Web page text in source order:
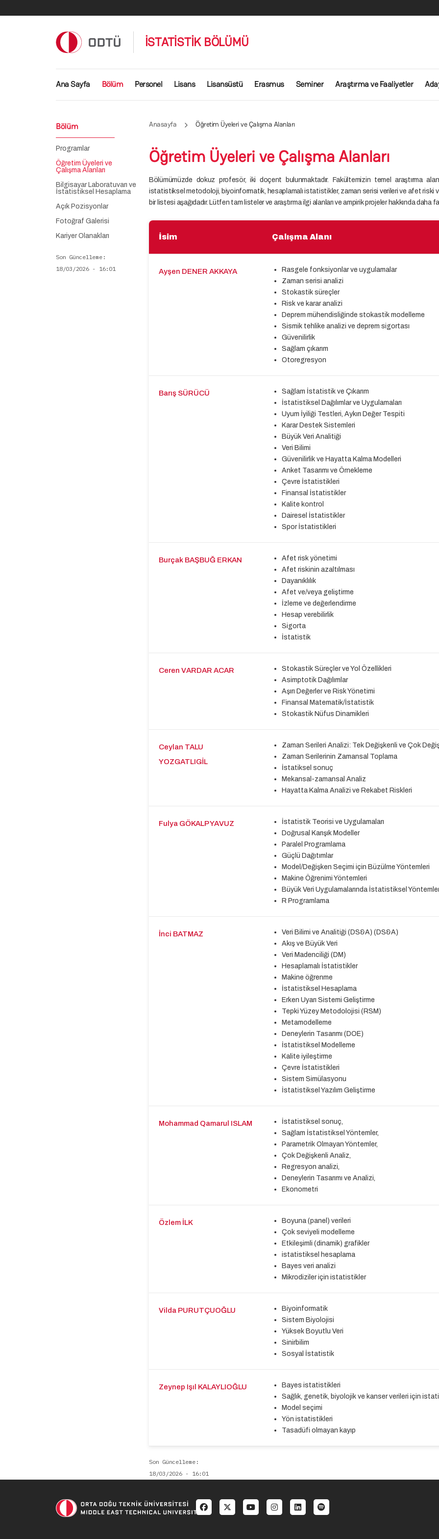
İSTATİSTİK BÖLÜMÜ
Ana gezinti menüsü
Ana Sayfa Bölüm Personel Lisans Lisansüstü Erasmus Seminer Araştırma ve Faaliyetler
Anasayfa Öğretim Üyeleri ve Çalışma Alanları
Öğretim Üyeleri ve Çalışma Alanları
Bölümümüzde dokuz profesör, iki doçent bulunmaktadır. Fakültemizin temel araştırma
istatistiksel metodoloji, biyoinformatik, hesaplamalı istatistikler, zaman serisi verileri ve afet riski ve
bir listesi aşağıdadır. Lütfen tam listeler ve araştırma ilgi alanları ve ampirik projeler hakkında
İsim Çalışma Alanı
Ayşen DENER AKKAYA
Rasgele fonksiyonlar ve uygulamalar
Zaman serisi analizi
Stokastik süreçler
Risk ve karar analizi
Deprem mühendisliğinde stokastik modelleme
Sismik tehlike analizi ve deprem sigortası
Güvenilirlik
Sağlam çıkarım
Otoregresyon
Barış SÜRÜCÜ
Sağlam İstatistik ve Çıkarım
İstatistiksel Dağılımlar ve Uygulamaları
Uyum İyiliği Testleri, Aykırı Değer Tespiti
Karar Destek Sistemleri
Büyük Veri Analitiği
Veri Bilimi
Güvenilirlik ve Hayatta Kalma Modelleri
Anket Tasarımı ve Örnekleme
Çevre İstatistikleri
Finansal İstatistikler
Kalite kontrol
Dairesel İstatistikler
Spor İstatistikleri
Burçak BAŞBUĞ ERKAN
Afet risk yönetimi
Afet riskinin azaltılması
Dayanıklılık
Afet ve/veya geliştirme
İzleme ve değerlendirme
Hesap verebilirlik
Sigorta
İstatistik
Ceren VARDAR ACAR
Stokastik Süreçler ve Yol Özellikleri
Asimptotik Dağılımlar
Aşırı Değerler ve Risk Yönetimi
Finansal Matematik/İstatistik
Stokastik Nüfus Dinamikleri
Ceylan TALU
YOZGATLIGİL
Zaman Serileri Analizi: Tek Değişkenli ve Çok
Zaman Serilerinin Zamansal Toplama
İstatiksel sonuç
Mekansal-zamansal Analiz
Hayatta Kalma Analizi ve Rekabet Riskleri
Fulya GÖKALP YAVUZ
İstatistik Teorisi ve Uygulamaları
Doğrusal Karışık Modeller
Paralel Programlama
Güçlü Dağıtımlar
Model/Değişken Seçimi için Büzülme Yöntemleri
Makine Öğrenimi Yöntemleri
Büyük Veri Uygulamalarında İstatistiksel
R Programlama
İnci BATMAZ
Veri Bilimi ve Analitiği (DS&A) (DS&A)
Akış ve Büyük Veri
Veri Madenciliği (DM)
Hesaplamalı İstatistikler
Makine öğrenme
İstatistiksel Hesaplama
Erken Uyarı Sistemi Geliştirme
Tepki Yüzey Metodolojisi (RSM)
Metamodelleme
Deneylerin Tasarımı (DOE)
İstatistiksel Modelleme
Kalite iyileştirme
Çevre İstatistikleri
Sistem Simülasyonu
İstatistiksel Yazılım Geliştirme
Mohammad Qamarul ISLAM
İstatistiksel sonuç,
Sağlam İstatistiksel Yöntemler,
Parametrik Olmayan Yöntemler,
Çok Değişkenli Analiz,
Regresyon analizi,
Deneylerin Tasarımı ve Analizi,
Ekonometri
Özlem İLK
Boyuna (panel) verileri
Çok seviyeli modelleme
Etkileşimli (dinamik) grafikler
istatistiksel hesaplama
Bayes veri analizi
Mikrodiziler için istatistikler
Vilda PURUTÇUOĞLU
Biyoinformatik
Sistem Biyolojisi
Yüksek Boyutlu Veri
Sinirbilim
Sosyal İstatistik
Zeynep Işıl KALAYLIOĞLU
Bayes istatistikleri
Sağlık, genetik, biyolojik ve kanser verileri için
Model seçimi
Yön istatistikleri
Tasadüfi olmayan kayıp
Son Güncelleme
18/03/2026 - 16:01
Bölüm
Programlar
Öğretim Üyeleri ve
Çalışma Alanları
Bilgisayar Laboratuvarı ve
İstatistiksel Hesaplama
Açık Pozisyonlar
Fotoğraf Galerisi
Kariyer Olanakları
Son Güncelleme
18/03/2026 - 16:01
Social menu